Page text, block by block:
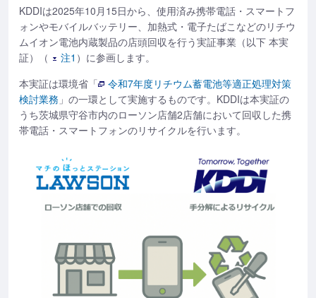
KDDIは2025年10月15日から、使用済み携帯電話・スマートフ
ォンやモバイルバッテリー、加熱式・電子たばこなどのリチウ
ムイオン電池内蔵製品の店頭回収を行う実証事業（以下 本実
証）（
注1 ）に参画します。
本実証は環境省「
令和7年度リチウム蓄電池等適正処理対策
検討業務 」の一環として実施するものです。KDDIは本実証の
うち茨城県守谷市内のローソン店舗2店舗において回収した携
帯電話・スマートフォンのリサイクルを行います。